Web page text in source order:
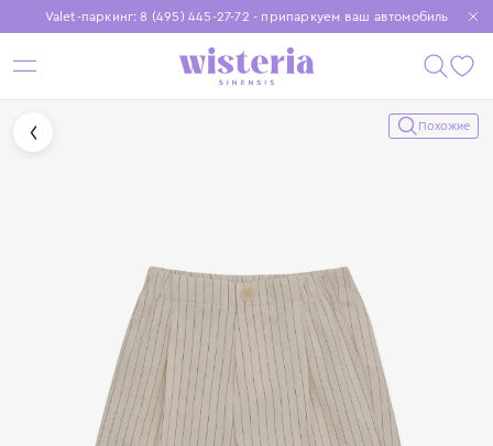
Valet-паркинг: 8 (495) 445-27-72 - припаркуем ваш автомобиль
Бесплатная доставка при заказе от 15 000 ₽
Установите приложение, чтобы покупки были еще удобнее
Похожие